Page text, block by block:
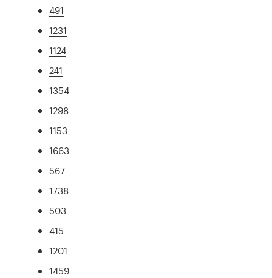
491
1231
1124
241
1354
1298
1153
1663
567
1738
503
415
1201
1459